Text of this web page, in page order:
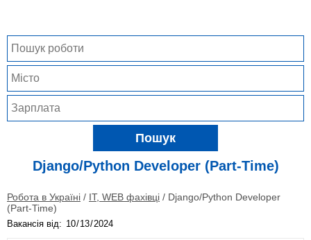
Пошук
Django/Python Developer (Part-Time)
Робота в Україні / IT, WEB фахівці / Django/Python Developer
(Part-Time)
Вакансія від: